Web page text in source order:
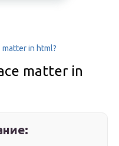
in html?
matter in